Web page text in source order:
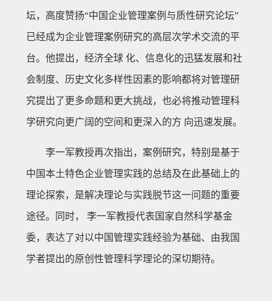
坛，高度赞扬“中国企业管理案例与质性研究论坛”
已经成为企业管理案例研究的高层次学术交流的平
台。他提出，经济全球 化、信息化的迅猛发展和社
会制度、历史文化多样性因素的影响都将对管理研
究提出了更多命题和更大挑战，也必将推动管理科
学研究向更广阔的空间和更深入的方 向迅速发展。
李一军教授再次指出，案例研究，特别是基于
中国本土特色企业管理实践的总结及在此基础上的
理论探索，是解决理论与实践脱节这一问题的重要
途径。同时， 李一军教授代表国家自然科学基金
委，表达了对以中国管理实践经验为基础、由我国
学者提出的原创性管理科学理论的深切期待。